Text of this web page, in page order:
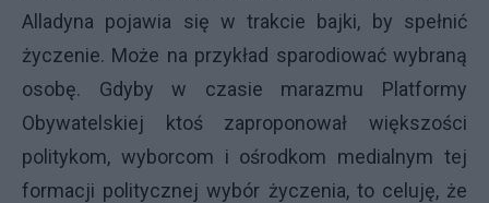
Alladyna pojawia się w trakcie bajki, by spełnić
życzenie. Może na przykład sparodiować wybraną
osobę. Gdyby w czasie marazmu Platformy
Obywatelskiej ktoś zaproponował większości
politykom, wyborcom i ośrodkom medialnym tej
formacji politycznej wybór życzenia, to celuję, że